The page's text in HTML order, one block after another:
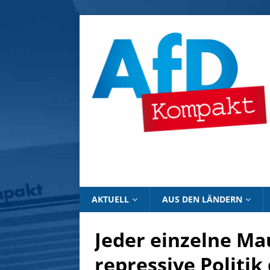
AKTUELL AUS DEN LÄNDERN
Jeder einzelne
repressive Politik